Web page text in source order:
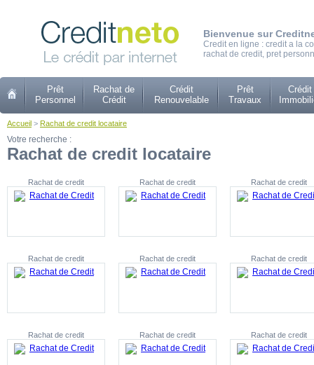
Bienvenue sur
Credit en ligne : credit a la
rachat de credit, pret
Prêt
Personnel
Rachat de
Crédit
Crédit
Renouvelable
Prêt
Travaux
Crédit
Accueil > Rachat de credit locataire
Votre recherche :
Rachat de credit locataire
Rachat de credit Rachat de credit Rachat de credit
Rachat de credit Rachat de credit Rachat de credit
Rachat de credit Rachat de credit Rachat de credit